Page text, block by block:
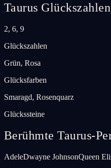
Taurus
2, 6, 9
Glückszahlen
Grün, Rosa
Glücksfarben
Smaragd, Rosenquarz
Glückssteine
Berühmte Taurus-
AdeleDwayne JohnsonQueen